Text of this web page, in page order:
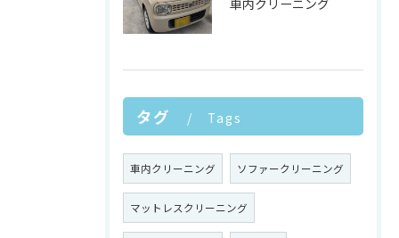
車内クリーニング
タグ Tags
車内クリーニング ソファークリーニング
マットレスクリーニング